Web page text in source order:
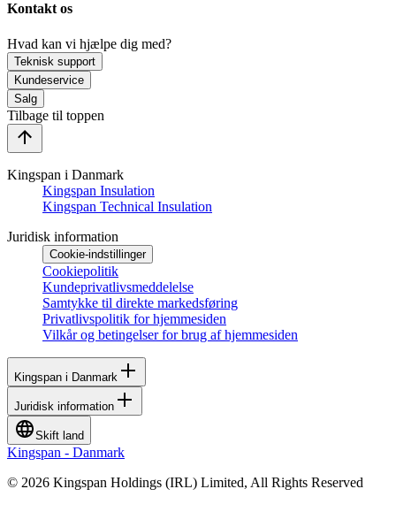
Kontakt os
Hvad kan vi hjælpe dig med?
Teknisk support
Kundeservice
Salg
Tilbage til toppen
Kingspan i Danmark
Kingspan Insulation
Kingspan Technical Insulation
Juridisk information
Cookie-indstillinger
Cookiepolitik
Kundeprivatlivsmeddelelse
Samtykke til direkte markedsføring
Privatlivspolitik for hjemmesiden
Vilkår og betingelser for brug af hjemmesiden
Kingspan i Danmark
Juridisk information
Skift land
Kingspan - Danmark
© 2026 Kingspan Holdings (IRL) Limited, All Rights Reserved